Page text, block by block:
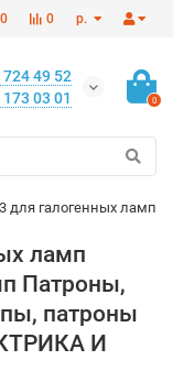
р.
0
0
49 52
03 01
0
для галогенных ламп
ламп
Патроны,
патроны
И